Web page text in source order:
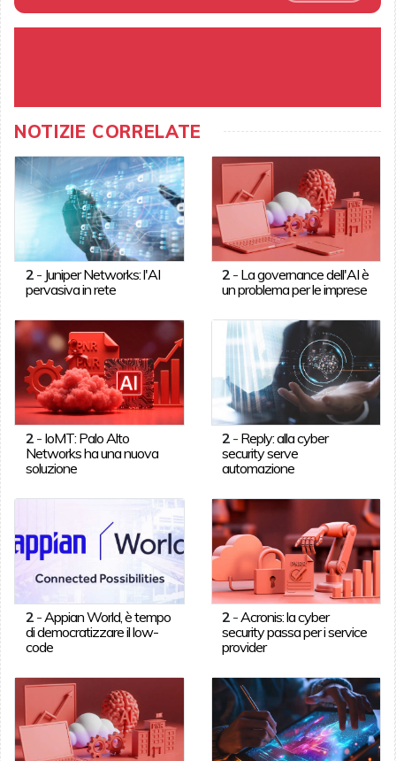
NOTIZIE CORRELATE
2- Juniper Networks: l'AI
pervasiva in rete
2 - La governance dell'AI è
un problema per le imprese
2- IoMT: Palo Alto
Networks ha una nuova
soluzione
2 - Reply: alla cyber
security serve
automazione
2-Appian World, è tempo
di democratizzare il low-
code
2 -Acronis: la cyber
security passa per i service
provider